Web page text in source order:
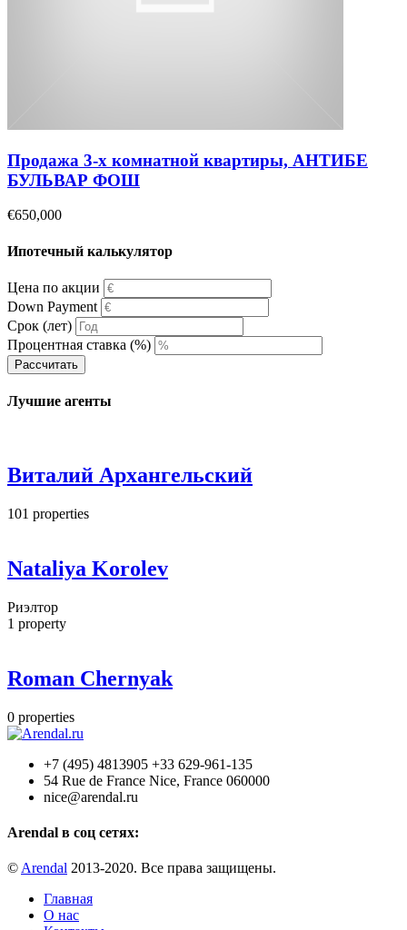
Продажа 3-х комнатной квартиры, АНТИБЕ
БУЛЬВАР ФОШ
€650,000
Ипотечный калькулятор
Цена по акции
Down Payment
Срок (лет)
Процентная ставка (%)
Рассчитать
Лучшие агенты
Виталий Архангельский
101 properties
Nataliya Korolev
Риэлтор
1 property
Roman Chernyak
0 properties
+7 (495) 4813905 +33 629-961-135
54 Rue de France Nice, France 060000
nice@arendal.ru
Arendal в соц сетях:
© Arendal 2013-2020. Все права защищены.
Главная
О нас